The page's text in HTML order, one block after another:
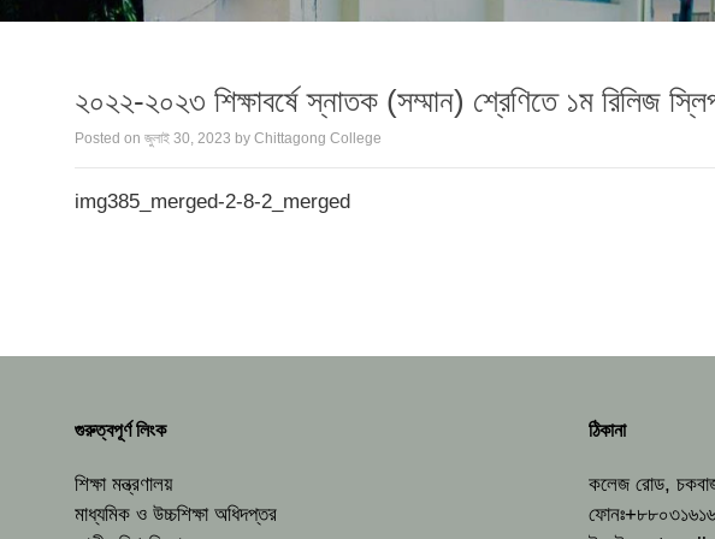
২০২২-২০২৩ শিক্ষাবর্ষে স্নাতক (সম্মান) শ্রেণিতে ১ম রিলিজ স্লিপ
Posted on জুলাই 30, 2023 by Chittagong College
img385_merged-2-8-2_merged
গুরুত্বপূর্ণ লিংক
শিক্ষা মন্ত্রণালয়
মাধ্যমিক ও উচ্চশিক্ষা অধিদপ্তর
ঠিকানা
কলেজ রোড,